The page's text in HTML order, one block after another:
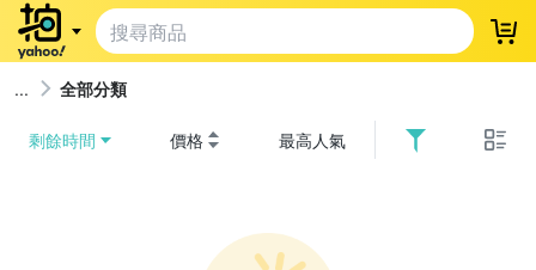
登
全部分類
剩餘時間 價格 最高人氣